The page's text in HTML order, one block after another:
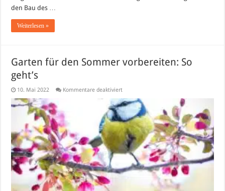
den Bau des …
Weiterlesen »
Garten für den Sommer vorbereiten: So
geht’s
10. Mai 2022 Kommentare deaktiviertfür
für
den
Sommer
vorbereiten:
So
geht’s